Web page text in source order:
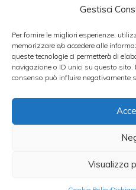
Gestisci
Per fornire le migliori esperienze,
memorizzare e/o accedere alle
queste tecnologie ci permetterà di
navigazione o ID unici su questo sito.
consenso può influire negativamente
Visualizza
preparate la crema
con un paio di
della pasta.
Lasciate sciogliere a
aggiungete il succo di
dell’erba cipollina e